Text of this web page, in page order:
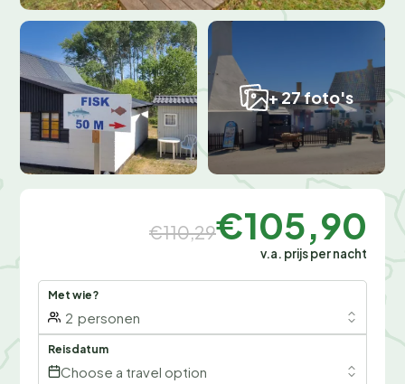
+ 27 foto's
€110,29€105,90
v.a. prijs per nacht
Met wie?
2 personen
Reisdatum
Choose a travel option